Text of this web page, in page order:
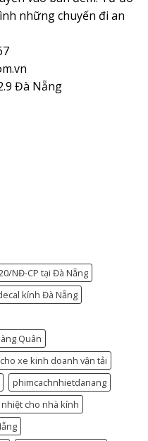
những chuyến đi an
Đà Nẵng
NĐ-CP tại Đà Nẵng
kính Đà Nẵng
Quân
xe kinh doanh vận tải
phimcachnhietdanang
cho nhà kính